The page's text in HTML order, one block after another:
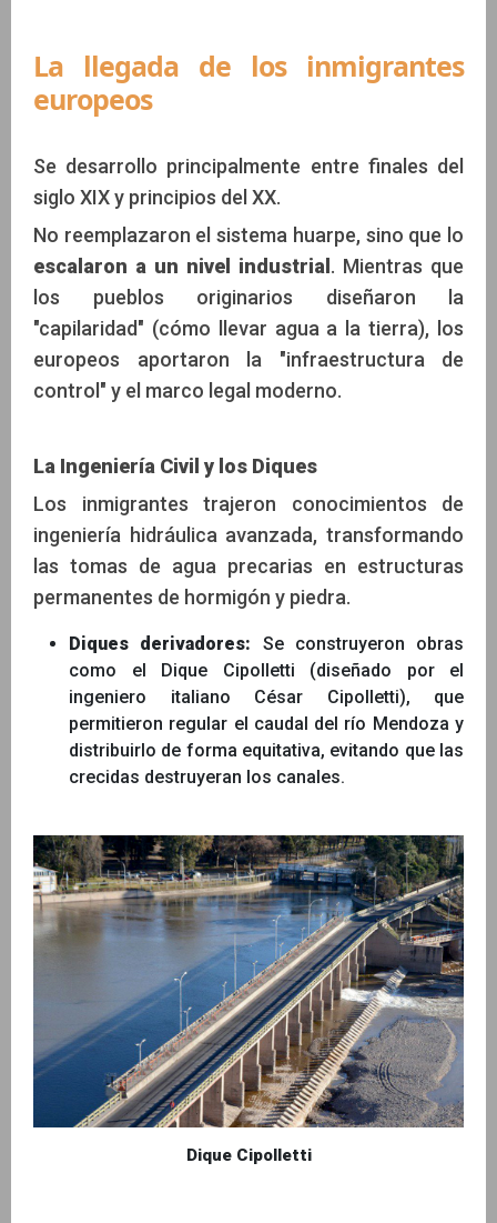
La llegada de los inmigrantes
europeos
Se desarrollo principalmente entre finales del
siglo XIX y principios del XX.
No reemplazaron el sistema huarpe, sino que lo
escalaron a un nivel industrial . Mientras que
los pueblos originarios diseñaron la
"capilaridad" (cómo llevar agua a la tierra), los
europeos aportaron la "infraestructura de
control" y el marco legal moderno.
La Ingeniería Civil y los Diques
Los inmigrantes trajeron conocimientos de
ingeniería hidráulica avanzada, transformando
las tomas de agua precarias en estructuras
permanentes de hormigón y piedra.
Diques derivadores: Se construyeron obras
como el Dique Cipolletti (diseñado por el
ingeniero italiano César Cipolletti), que
permitieron regular el caudal del río Mendoza y
distribuirlo de forma equitativa, evitando que las
crecidas destruyeran los canales.
Dique Cipolletti